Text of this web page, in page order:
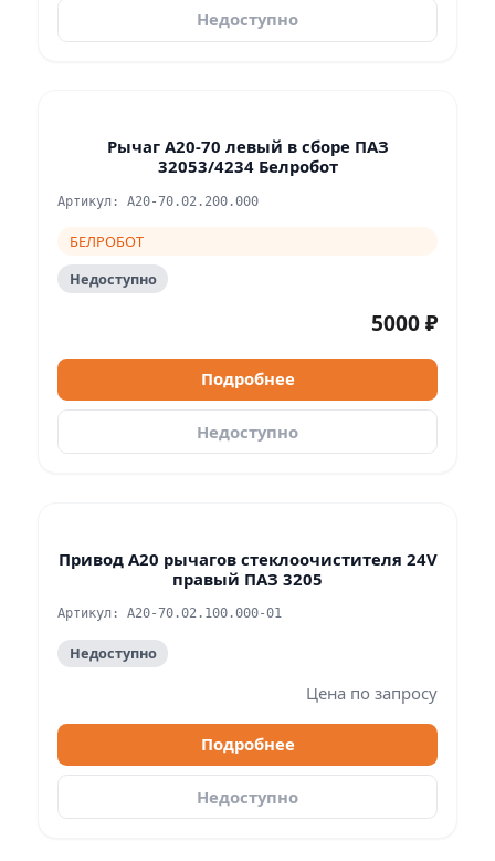
Недоступно
Рычаг А20-70 левый в сборе ПАЗ
32053/4234 Белробот
Артикул: А20-70.02.200.000
БЕЛРОБОТ
Недоступно
5000 ₽
Подробнее
Недоступно
Привод А20 рычагов стеклоочистителя 24V
правый ПАЗ 3205
Артикул: А20-70.02.100.000-01
Недоступно
Цена по запросу
Подробнее
Недоступно